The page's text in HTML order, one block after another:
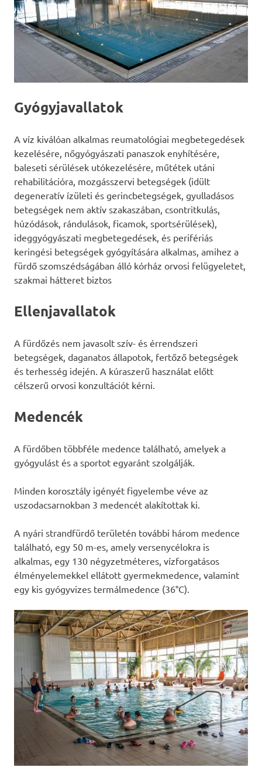
Gyógyjavallatok
A víz kiválóan alkalmas reumatológiai megbetegedések
kezelésére, nőgyógyászati panaszok enyhítésére,
baleseti sérülések utókezelésére, műtétek utáni
rehabilitációra, mozgásszervi betegségek (idült
degeneratív ízületi és gerincbetegségek, gyulladásos
betegségek nem aktív szakaszában, csontritkulás,
húzódások, rándulások, ficamok, sportsérülések),
ideggyógyászati megbetegedések, és perifériás
keringési betegségek gyógyítására alkalmas, amihez a
fürdő szomszédságában álló kórház orvosi felügyeletet,
szakmai hátteret biztos
Ellenjavallatok
A fürdőzés nem javasolt szív- és érrendszeri
betegségek, daganatos állapotok, fertőző betegségek
és terhesség idején. A kúraszerű használat előtt
célszerű orvosi konzultációt kérni.
Medencék
A fürdőben többféle medence található, amelyek a
gyógyulást és a sportot egyaránt szolgálják.
Minden korosztály igényét figyelembe véve az
uszodacsarnokban 3 medencét alakítottak ki.
A nyári strandfürdő területén további három medence
található, egy 50 m-es, amely versenycélokra is
alkalmas, egy 130 négyzetméteres, vízforgatásos
élményelemekkel ellátott gyermekmedence, valamint
egy kis gyógyvizes termálmedence (36°C).